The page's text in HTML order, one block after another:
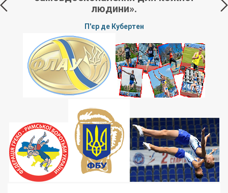
людини».
П'єр де Кубертен